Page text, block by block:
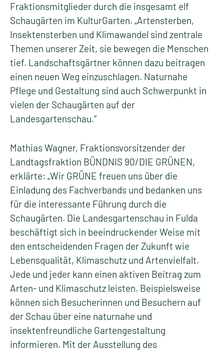
Fraktionsmitglieder durch die insgesamt elf
Schaugärten im KulturGarten. „Artensterben,
Insektensterben und Klimawandel sind zentrale
Themen unserer Zeit, sie bewegen die Menschen
tief. Landschaftsgärtner können dazu beitragen
einen neuen Weg einzuschlagen. Naturnahe
Pflege und Gestaltung sind auch Schwerpunkt in
vielen der Schaugärten auf der
Landesgartenschau.“
Mathias Wagner, Fraktionsvorsitzender der
Landtagsfraktion BÜNDNIS 90/DIE GRÜNEN,
erklärte: „Wir GRÜNE freuen uns über die
Einladung des Fachverbands und bedanken uns
für die interessante Führung durch die
Schaugärten. Die Landesgartenschau in Fulda
beschäftigt sich in beeindruckender Weise mit
den entscheidenden Fragen der Zukunft wie
Lebensqualität, Klimaschutz und Artenvielfalt.
Jede und jeder kann einen aktiven Beitrag zum
Arten- und Klimaschutz leisten. Beispielsweise
können sich Besucherinnen und Besuchern auf
der Schau über eine naturnahe und
insektenfreundliche Gartengestaltung
informieren. Mit der Ausstellung des